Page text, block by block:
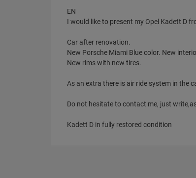
EN
I would like to present my Opel Kadett D
Car after renovation.
New Porsche Miami Blue color. New
New rims with new tires.
As an extra there is air ride system in the
Do not hesitate to contact me, just
Kadett D in fully restored condition